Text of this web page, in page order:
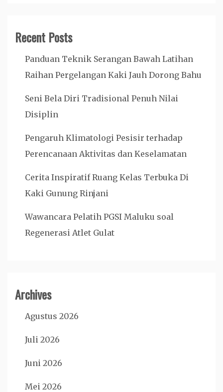
Recent Posts
Panduan Teknik Serangan Bawah Latihan
Raihan Pergelangan Kaki Jauh Dorong Bahu
Seni Bela Diri Tradisional Penuh Nilai
Disiplin
Pengaruh Klimatologi Pesisir terhadap
Perencanaan Aktivitas dan Keselamatan
Cerita Inspiratif Ruang Kelas Terbuka Di
Kaki Gunung Rinjani
Wawancara Pelatih PGSI Maluku soal
Regenerasi Atlet Gulat
Archives
Agustus 2026
Juli 2026
Juni 2026
Mei 2026